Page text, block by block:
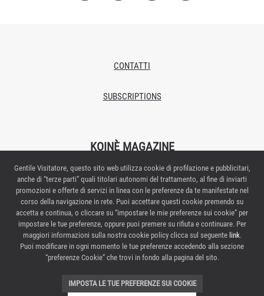
CONTATTI
SUBSCRIPTIONS
KOINÈ MAGAZINE
Proprietario/editore: Italian Exhibition Group S.p.A.
Autorizzazione del Tribunale di Rimini n.269 del 08/02/2018
Redazione: Via Emilia 155 – 47921 Rimini
Direttore responsabile: Elisabetta Vitali
Contattaci:
PRIVACY POLICY
PREFERENZE COOKIE
Gentile Visitatore, questo sito web utilizza cookie di profilazione e pubblicitari,
anche di “terze parti” quali titolari autonomi del trattamento, al fine di inviarti
promozioni e offerte di servizi in linea con le preferenze da te manifestate nel
corso della navigazione in rete. Puoi accettare questi cookie premendo su
accetta e continua, o cliccare su “impostare le mie preferenze sui cookie” per
impostare le tue preferenze, oppure puoi premere su rifiuta e continuare. Per
maggiori informazioni sulla nostra cookie policy clicca sul seguente link.
Puoi modificare in ogni momento le tue preferenze accedendo alla sezione
“preferenze Cookie” che trovi in fondo alla pagina del sito.
IMPOSTA LE TUE PREFERENZE SUI COOKIE